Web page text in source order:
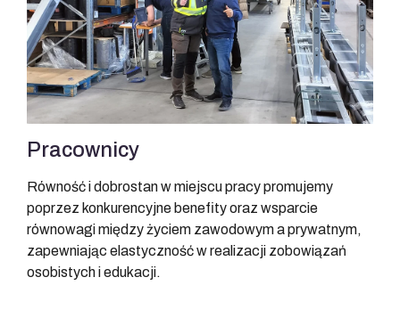
Pracownicy
Równość i dobrostan w miejscu pracy promujemy
poprzez konkurencyjne benefity oraz wsparcie
równowagi między życiem zawodowym a prywatnym,
zapewniając elastyczność w realizacji zobowiązań
osobistych i edukacji.